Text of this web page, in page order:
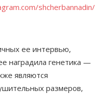
shcherbannadin/
ее интервью,
наградила генетика —
являются
размеров,